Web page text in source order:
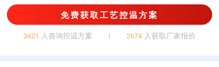
免费获取工艺控温方案
3421 人咨询控温方案 2674人获取厂家报价